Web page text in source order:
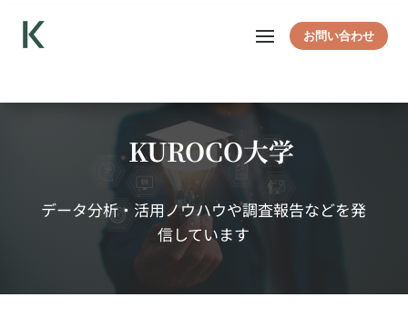
お問い合わせ
KUROCO大学
データ分析・活用ノウハウや調査報告などを発
信しています